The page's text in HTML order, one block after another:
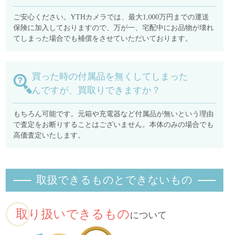
ご安心ください。YTHカメラでは、最大1,000万円までの運送
保険に加入しておりますので、万が一、宅配中にお品物が壊れ
てしまった場合でも補償をさせていただいております。
買った時の付属品を無くしてしまった
んですが、買取りできますか？
もちろん可能です。元箱や充電器など付属品が無いという理由
で査定をお断りすることはございません。本体のみの場合でも
高価査定いたします。
取扱できるものとできないもの
取り扱いできるものについて